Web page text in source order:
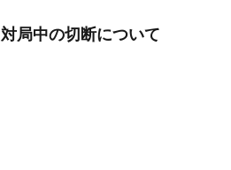
対局中の切断について